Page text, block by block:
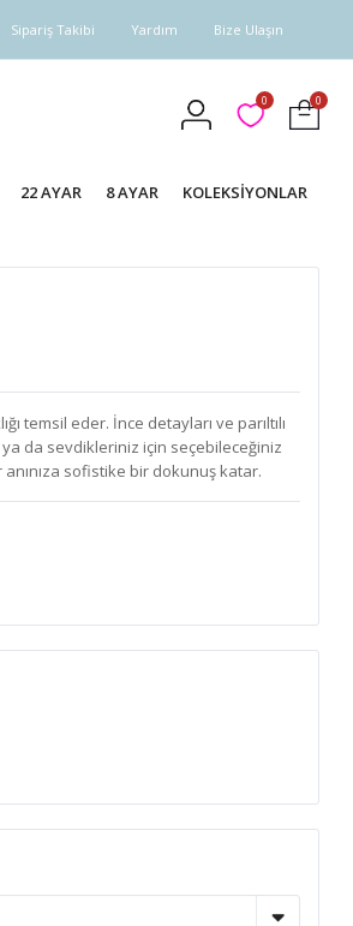
Sipariş Takibi Yardım Bize Ulaşın
0 0
22 AYAR 8 AYAR KOLEKSİYONLAR
temsil eder. İnce detayları ve parıltılı
da sevdikleriniz için seçebileceğiniz
sofistike bir dokunuş katar.